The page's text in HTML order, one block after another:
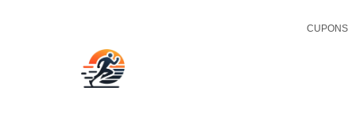
CUPONS